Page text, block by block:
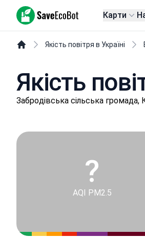
SaveEcoBot Карти
Якість повітря в Україні
Якість
Зaбpoдівськa сільська
?
AQI PM2.5